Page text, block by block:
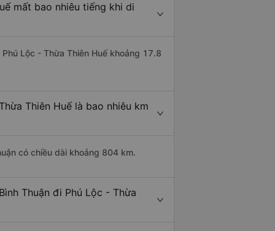
mất bao nhiêu tiếng khi di
Lộc - Thừa Thiên Huế khoảng 17.8
Thiên Huế là bao nhiêu km
có chiều dài khoảng 804 km.
Thuận đi Phú Lộc - Thừa